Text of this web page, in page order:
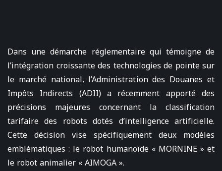
Dans une démarche réglementaire qui témoigne de
l’intégration croissante des technologies de pointe sur
le marché national, l’Administration des Douanes et
Impôts Indirects (ADII) a récemment apporté des
précisions majeures concernant la classification
tarifaire des robots dotés d’intelligence artificielle.
Cette décision vise spécifiquement deux modèles
emblématiques : le robot humanoïde « MORNINE » et
le robot animalier « AIMOGA ».